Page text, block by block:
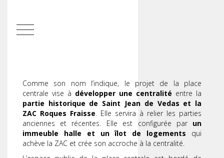
Comme son nom l’indique, le projet de la place
centrale vise à développer une centralité entre la
partie historique de Saint Jean de Vedas et la
ZAC Roques Fraisse . Elle servira à relier les parties
anciennes et récentes. Elle est configurée par un
immeuble halle et un îlot de logements qui
achève la ZAC et crée son accroche à la centralité.